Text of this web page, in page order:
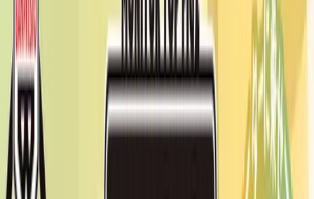
川越店 平塚店 大和店
ご利用上のお願い
本リストは、入荷予定（実績）をお知らせするもので
あり、現在の在庫状況を示すものではございません。
超人気景品は【入荷日〜翌日朝】に品切れとなる場合
がございます。
新入荷景品の投入時間も、当日の配送状況により変動
いたします。